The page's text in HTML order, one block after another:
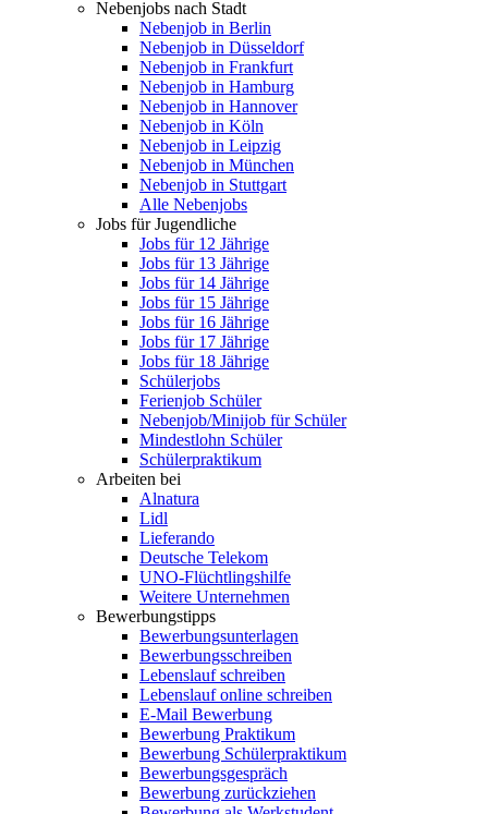
Nebenjobs nach Stadt
Nebenjob in Berlin
Nebenjob in Düsseldorf
Nebenjob in Frankfurt
Nebenjob in Hamburg
Nebenjob in Hannover
Nebenjob in Köln
Nebenjob in Leipzig
Nebenjob in München
Nebenjob in Stuttgart
Alle Nebenjobs
Jobs für Jugendliche
Jobs für 12 Jährige
Jobs für 13 Jährige
Jobs für 14 Jährige
Jobs für 15 Jährige
Jobs für 16 Jährige
Jobs für 17 Jährige
Jobs für 18 Jährige
Schülerjobs
Ferienjob Schüler
Nebenjob/Minijob für Schüler
Mindestlohn Schüler
Schülerpraktikum
Arbeiten bei
Alnatura
Lidl
Lieferando
Deutsche Telekom
UNO-Flüchtlingshilfe
Weitere Unternehmen
Bewerbungstipps
Bewerbungsunterlagen
Bewerbungsschreiben
Lebenslauf schreiben
Lebenslauf online schreiben
E-Mail Bewerbung
Bewerbung Praktikum
Bewerbung Schülerpraktikum
Bewerbungsgespräch
Bewerbung zurückziehen